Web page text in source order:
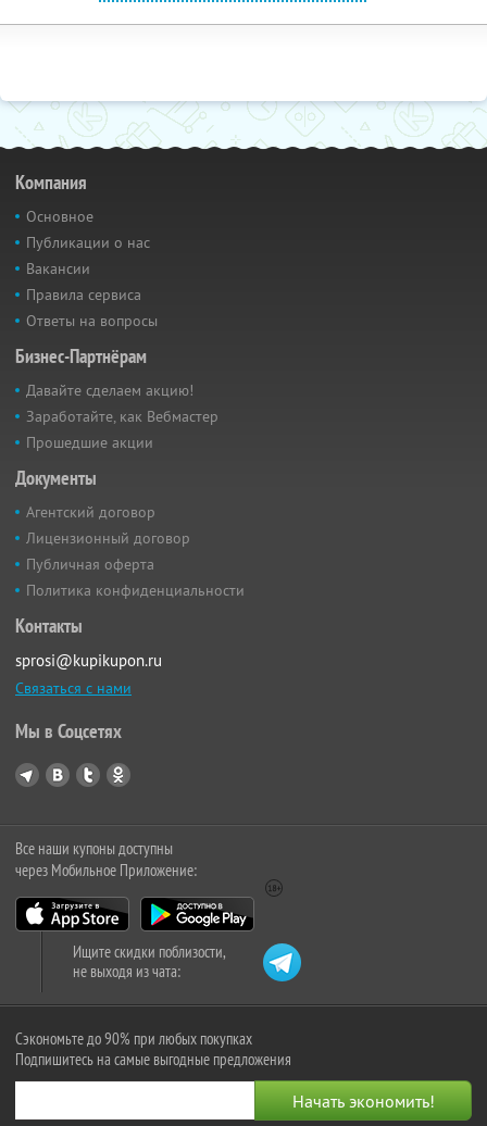
Компания
Основное
Публикации о нас
Вакансии
Правила сервиса
Ответы на вопросы
Бизнес-Партнёрам
Давайте сделаем акцию!
Заработайте, как Вебмастер
Прошедшие акции
Документы
Агентский договор
Лицензионный договор
Публичная оферта
Политика конфиденциальности
Контакты
sprosi@kupikupon.ru
Связаться с нами
Мы в Соцсетях
Все наши купоны доступны
через Мобильное Приложение:
Ищите скидки поблизости,
не выходя из чата:
Сэкономьте до 90% при любых покупках
Подпишитесь на самые выгодные предложения